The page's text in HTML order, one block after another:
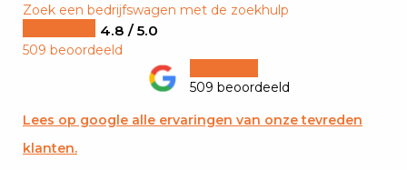
Zoek een bedrijfswagen met de zoekhulp
4.8 / 5.0
509 beoordeeld
509 beoordeeld
Lees op google alle ervaringen van onze tevreden
klanten.